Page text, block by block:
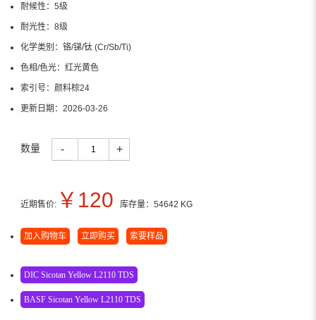
耐候性： 5级
耐光性： 8级
化学类别： 铬/锑/钛 (Cr/Sb/Ti)
色相/色光： 红光黄色
索引号： 颜料棕24
更新日期： 2026-03-26
数量 - +
近期售价: ￥ 120 库存量： 54642 KG
加入购物车 立即购买 索要样品
DIC Sicotan Yellow L2110 TDS
BASF Sicotan Yellow L2110 TDS